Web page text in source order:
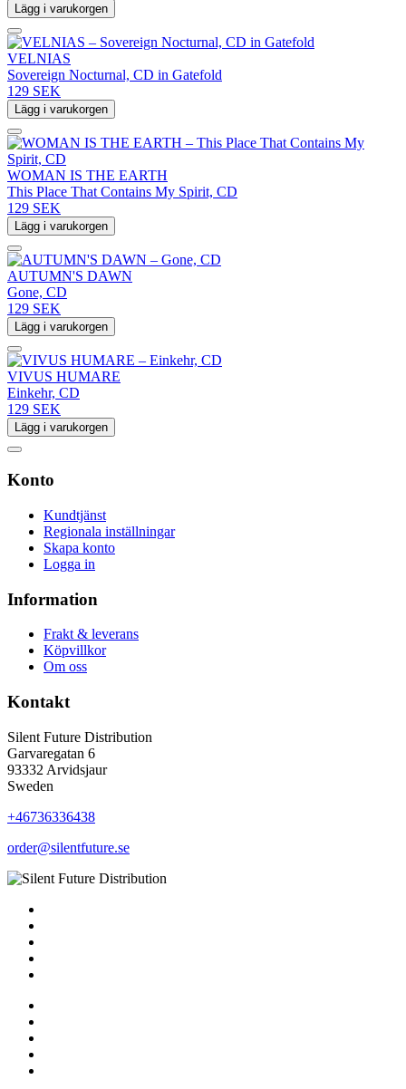
Lägg i varukorgen
VELNIAS
Sovereign Nocturnal, CD in Gatefold
129 SEK
Lägg i varukorgen
WOMAN IS THE EARTH
This Place That Contains My Spirit, CD
129 SEK
Lägg i varukorgen
AUTUMN'S DAWN
Gone, CD
129 SEK
Lägg i varukorgen
VIVUS HUMARE
Einkehr, CD
129 SEK
Lägg i varukorgen
Konto
Kundtjänst
Regionala inställningar
Skapa konto
Logga in
Information
Frakt & leverans
Köpvillkor
Om oss
Kontakt
Silent Future Distribution
Garvaregatan 6
93332 Arvidsjaur
Sweden
+46736336438
order@silentfuture.se